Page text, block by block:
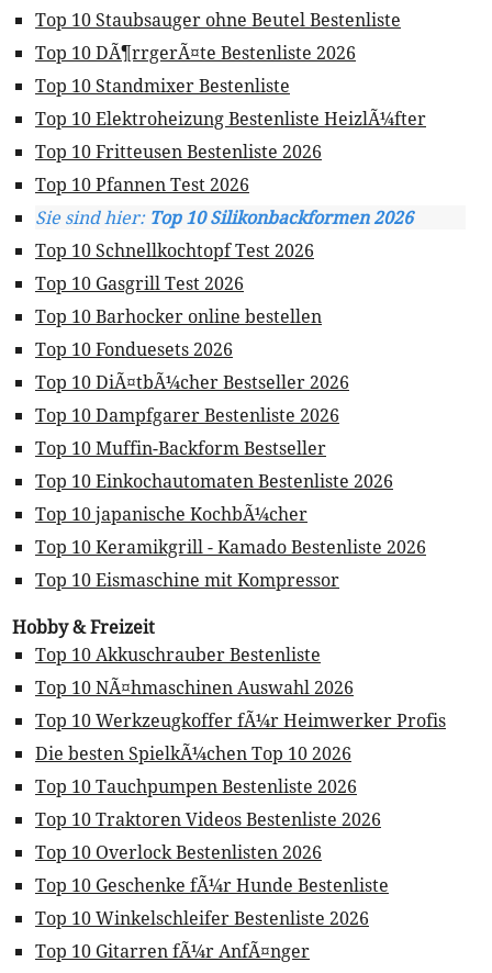
Top 10 Staubsauger ohne Beutel Bestenliste
Top 10 DÃ¶rrgerÃ¤te Bestenliste 2026
Top 10 Standmixer Bestenliste
Top 10 Elektroheizung Bestenliste HeizlÃ¼fter
Top 10 Fritteusen Bestenliste 2026
Top 10 Pfannen Test 2026
Sie sind hier: Top 10 Silikonbackformen 2026
Top 10 Schnellkochtopf Test 2026
Top 10 Gasgrill Test 2026
Top 10 Barhocker online bestellen
Top 10 Fonduesets 2026
Top 10 DiÃ¤tbÃ¼cher Bestseller 2026
Top 10 Dampfgarer Bestenliste 2026
Top 10 Muffin-Backform Bestseller
Top 10 Einkochautomaten Bestenliste 2026
Top 10 japanische KochbÃ¼cher
Top 10 Keramikgrill - Kamado Bestenliste 2026
Top 10 Eismaschine mit Kompressor
Hobby & Freizeit
Top 10 Akkuschrauber Bestenliste
Top 10 NÃ¤hmaschinen Auswahl 2026
Top 10 Werkzeugkoffer fÃ¼r Heimwerker Profis
Die besten SpielkÃ¼chen Top 10 2026
Top 10 Tauchpumpen Bestenliste 2026
Top 10 Traktoren Videos Bestenliste 2026
Top 10 Overlock Bestenlisten 2026
Top 10 Geschenke fÃ¼r Hunde Bestenliste
Top 10 Winkelschleifer Bestenliste 2026
Top 10 Gitarren fÃ¼r AnfÃ¤nger